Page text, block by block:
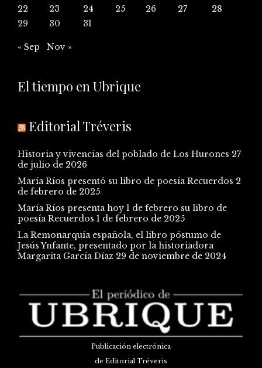
22
23 24 25 26 27
28
29
30 31
« Sep Nov »
El tiempo en Ubrique
Editorial Tréveris
Historia y vivencias del poblado de Los Hurones 27
de julio de 2026
María Ríos presentó su libro de poesía Recuerdos 2
de febrero de 2025
María Ríos presenta hoy 1 de febrero su libro de
poesía Recuerdos 1 de febrero de 2025
La Remonarquía española, el libro póstumo de
Jesús Ynfante, presentado por la historiadora
Margarita García Díaz 29 de noviembre de 2024
Publicación electrónica
de Editorial Tréveris